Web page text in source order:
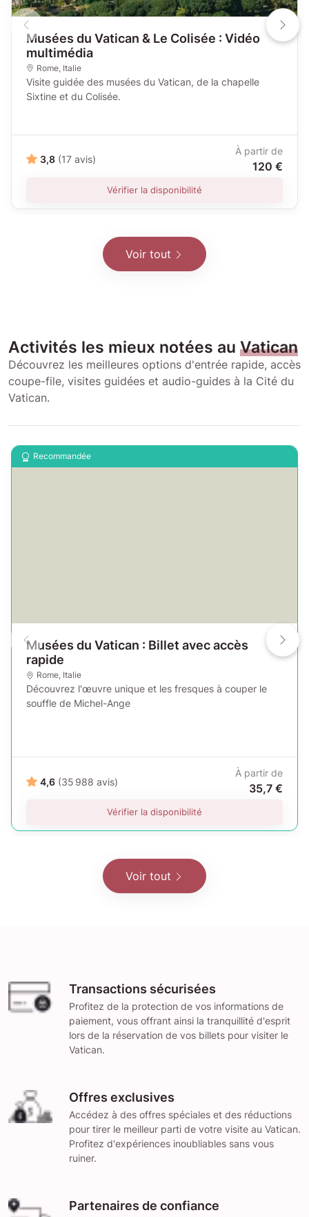
Musées du Vatican & Le Colisée : Vidéo
multimédia
Rome, Italie
Visite guidée des musées du Vatican, de la chapelle
Sixtine et du Colisée.
3,8 (17 avis)
À partir de
120 €
Vérifier la disponibilité
Voir tout
Activités les mieux notées au Vatican
Découvrez les meilleures options d'entrée rapide, accès
coupe-file, visites guidées et audio-guides à la Cité du
Vatican.
Recommandée
Musées du Vatican : Billet avec accès
rapide
Rome, Italie
Découvrez l'œuvre unique et les fresques à couper le
souffle de Michel-Ange
4,6 (35 988 avis)
À partir de
35,7 €
Vérifier la disponibilité
Voir tout
Transactions sécurisées
Profitez de la protection de vos informations de
paiement, vous offrant ainsi la tranquillité d'esprit
lors de la réservation de vos billets pour visiter le
Vatican.
Offres exclusives
Accédez à des offres spéciales et des réductions
pour tirer le meilleur parti de votre visite au Vatican.
Profitez d'expériences inoubliables sans vous
ruiner.
Partenaires de confiance